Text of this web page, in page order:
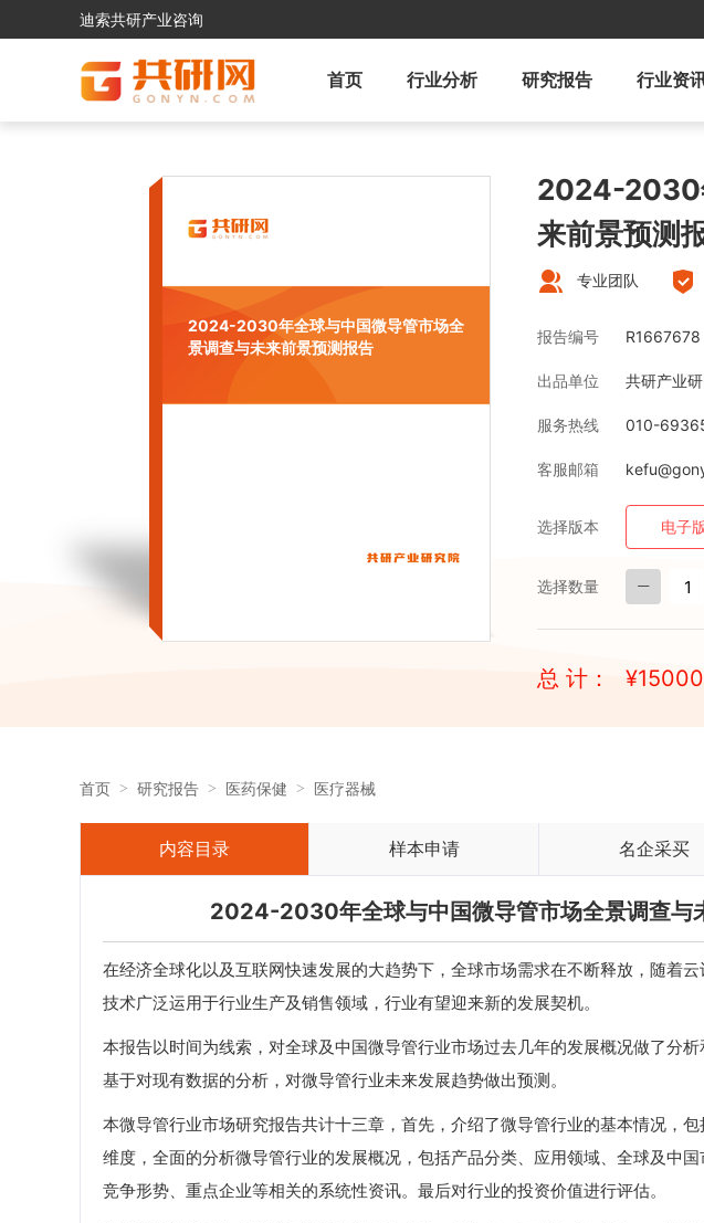
迪索共研产业咨询
首页 行业分析 研究报告 行业资
2024-2030年全球与中国微导管市场全
景调查与未来前景预测报告
2024-2030
来前景预测
专业团队
报告编号 R1667678
出品单位 共研产业
服务热线 010-
客服邮箱
选择版本 电子
选择数量
总 计： ¥15000
首页 研究报告 医药保健 医疗器械
内容目录 样本申请 名企采买
2024-2030年全球与中国微导管市场全景调查与
在经济全球化以及互联网快速发展的大趋势下，全球市场需求在不断释放，随着
技术广泛运用于行业生产及销售领域，行业有望迎来新的发展契机。
本报告以时间为线索，对全球及中国微导管行业市场过去几年的发展概况做了分
基于对现有数据的分析，对微导管行业未来发展趋势做出预测。
本微导管行业市场研究报告共计十三章，首先，介绍了微导管行业的基本情况，
维度，全面的分析微导管行业的发展概况，包括产品分类、应用领域、全球及中国
竞争形势、重点企业等相关的系统性资讯。最后对行业的投资价值进行评估。